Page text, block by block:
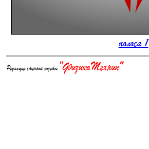
полоса 1
Редакция стенной газеты "ФизикоТехник"